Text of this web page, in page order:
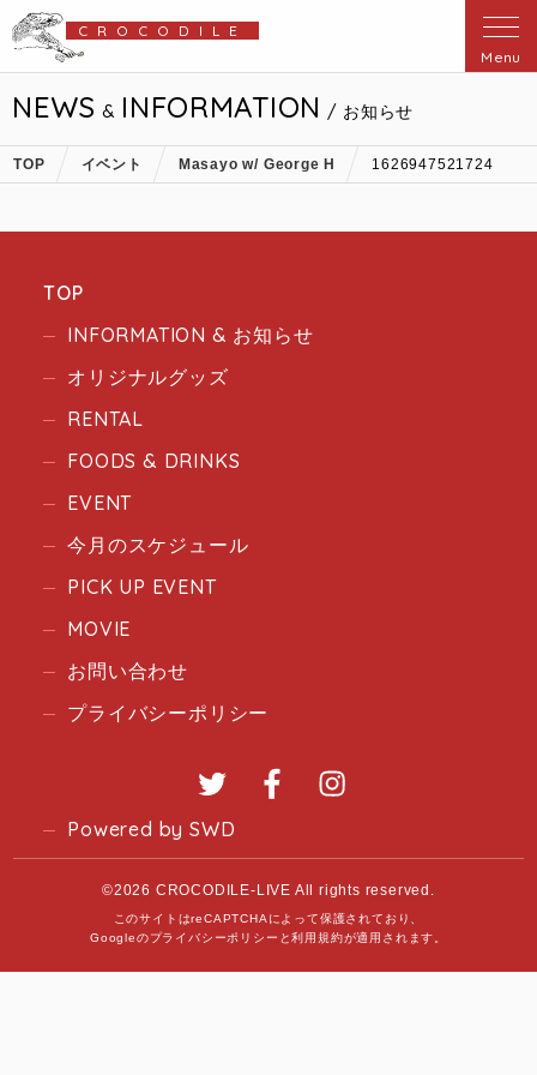
CROCODILE
Menu
NEWS & INFORMATION / お知らせ
TOP イベント Masayo w/ George H 1626947521724
TOP
INFORMATION & お知らせ
オリジナルグッズ
RENTAL
FOODS & DRINKS
EVENT
今月のスケジュール
PICK UP EVENT
MOVIE
お問い合わせ
プライバシーポリシー
Twitter Facebook
Powered by SWD
©2026 CROCODILE-LIVE All rights reserved.
このサイトはreCAPTCHAによって保護されており、
Googleのプライバシーポリシー と利用規約が適用されます。